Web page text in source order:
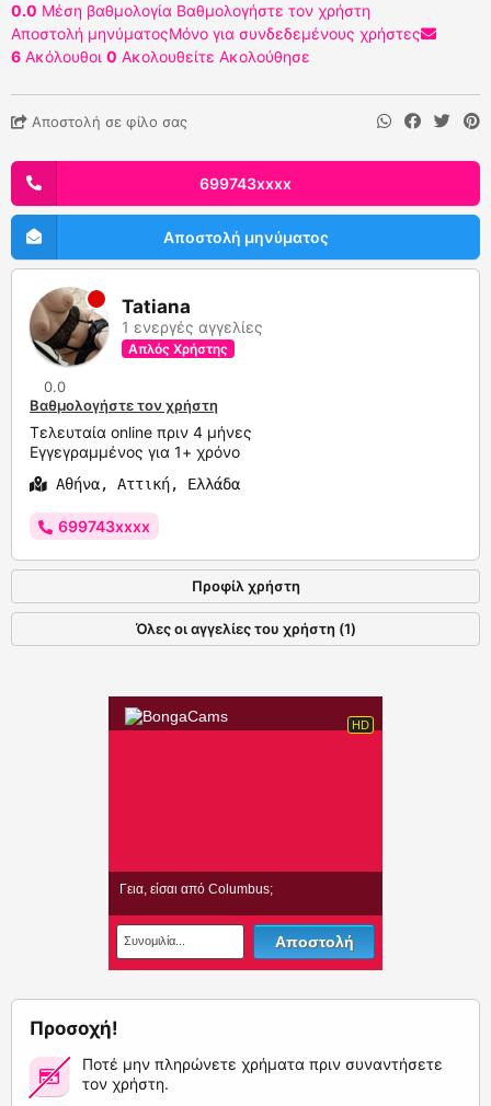
0.0 Μέση βαθμολογία Βαθμολογήστε τον χρήστη
Αποστολή μηνύματοςΜόνο για συνδεδεμένους χρήστες
6 Ακόλουθοι 0 Ακολουθείτε Ακολούθησε
Αποστολή σε φίλο σας
699743xxxx
Αποστολή μηνύματος
Tatiana
1 ενεργές αγγελίες
Απλός Χρήστης
0.0
Βαθμολογήστε τον χρήστη
Τελευταία online πριν 4 μήνες
Εγγεγραμμένος για 1+ χρόνο
Αθήνα, Αττική, Ελλάδα
699743xxxx
Προφίλ χρήστη
Όλες οι αγγελίες του χρήστη (1)
Προσοχή!
Ποτέ μην πληρώνετε χρήματα πριν συναντήσετε
τον χρήστη.